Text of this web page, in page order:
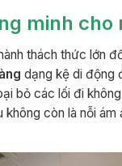
minh cho
thách thức lớn
dạng kệ di động
bỏ các lối đi
còn là nỗi ám